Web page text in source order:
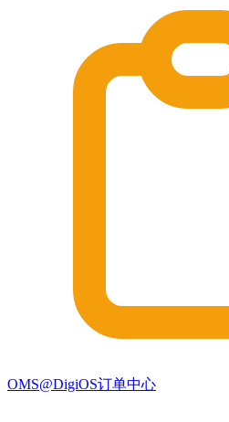
OMS@DigiOS订单中心